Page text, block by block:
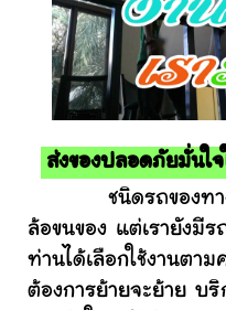
ส่งของปลอดภัยมั่นใจ
ชนิดรถของทางเร
ล้อขนของ แต่เรายังมี
ท่านได้เลือกใช้งานตา
ต้องการย้ายจะย้าย บริ